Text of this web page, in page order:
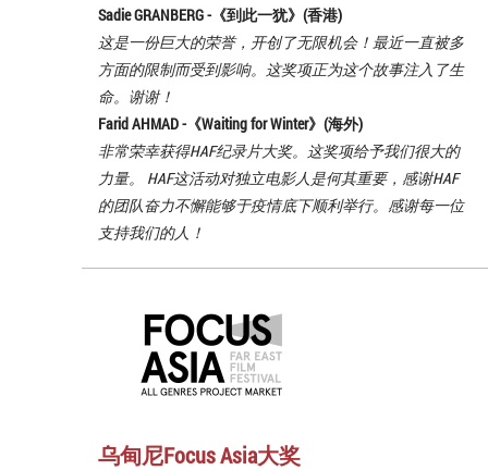
Sadie GRANBERG -《到此一犹》(香港)
这是一份巨大的荣誉，开创了无限机会！最近一直被多
方面的限制而受到影响。这奖项正为这个故事注入了生
命。谢谢！
Farid AHMAD -《Waiting for Winter》(海外)
非常荣幸获得HAF纪录片大奖。这奖项给予我们很大的
力量。 HAF这活动对独立电影人是何其重要，感谢HAF
的团队奋力不懈能够于疫情底下顺利举行。感谢每一位
支持我们的人！
乌甸尼Focus Asia大奖